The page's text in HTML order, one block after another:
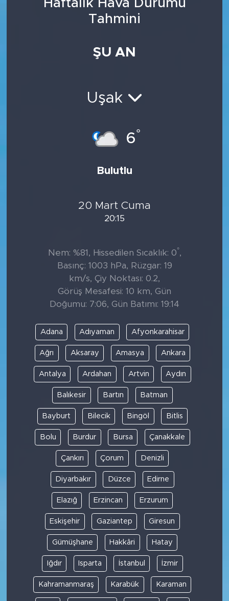
Haftalık Hava Durumu
Tahmini
ŞU AN
Uşak
6°
Bulutlu
20 Mart Cuma
20:15
Nem: %81, Hissedilen Sıcaklık: 0°,
Basınç: 1003 hPa, Rüzgar: 19
km/s, Çiy Noktası: 0.2,
Görüş Mesafesi: 10 km, Gün
Doğumu: 7:06, Gün Batımı: 19:14
Adana Adıyaman Afyonkarahisar
Ağrı Aksaray Amasya Ankara
Antalya Ardahan Artvin Aydın
Balıkesir Bartın Batman
Bayburt Bilecik Bingöl Bitlis
Bolu Burdur Bursa Çanakkale
Çankırı Çorum Denizli
Diyarbakır Düzce Edirne
Elazığ Erzincan Erzurum
Eskişehir Gaziantep Giresun
Gümüşhane Hakkâri Hatay
Iğdır Isparta İstanbul İzmir
Kahramanmaraş Karabük Karaman